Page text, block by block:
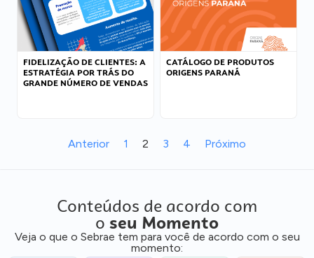
FIDELIZAÇÃO DE CLIENTES: A
ESTRATÉGIA POR TRÁS DO
GRANDE NÚMERO DE VENDAS
CATÁLOGO DE PRODUTOS
ORIGENS PARANÁ
Anterior 1 2 3 4 Próximo
Conteúdos de acordo com
o seu Momento
Veja o que o Sebrae tem para você de acordo com o seu
momento: